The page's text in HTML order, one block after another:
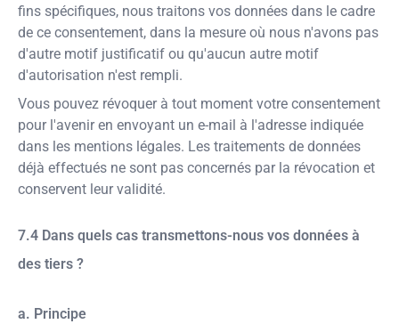
fins spécifiques, nous traitons vos données dans le cadre
de ce consentement, dans la mesure où nous n'avons pas
d'autre motif justificatif ou qu'aucun autre motif
d'autorisation n'est rempli.
Vous pouvez révoquer à tout moment votre consentement
pour l'avenir en envoyant un e-mail à l'adresse indiquée
dans les mentions légales. Les traitements de données
déjà effectués ne sont pas concernés par la révocation et
conservent leur validité.
Dans quels cas transmettons-nous vos données à
des tiers ?
a. Principe